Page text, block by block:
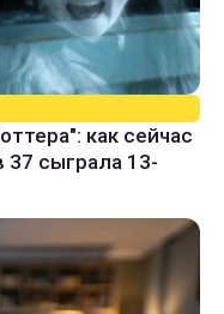
как сейчас
37 сыграла 13-